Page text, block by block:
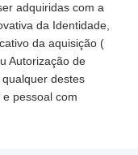
adquiridas com a
da Identidade,
da aquisição (
Autorização de
destes
pessoal com